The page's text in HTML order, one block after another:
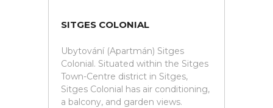
SITGES COLONIAL
Ubytování (Apartmán) Sitges
Colonial. Situated within the Sitges
Town-Centre district in Sitges,
Sitges Colonial has air conditioning,
a balcony, and garden views.